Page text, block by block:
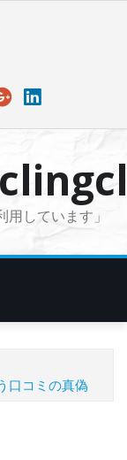
しています」
口コミの真偽